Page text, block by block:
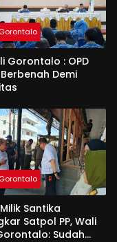
Gorontalo : OPD
Demi
Santika
Satpol PP, Wali
Sudah